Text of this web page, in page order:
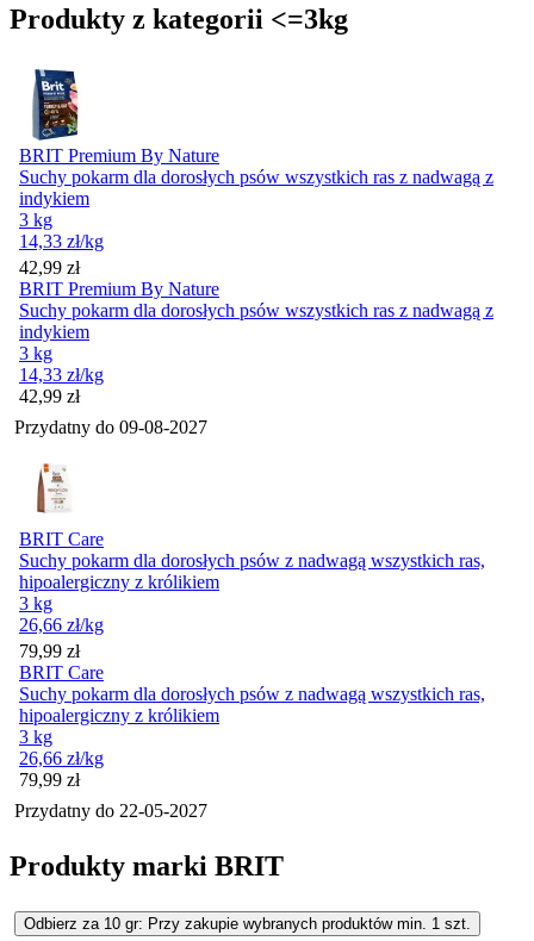
Produkty z kategorii <=3kg
BRIT Premium By Nature
Suchy pokarm dla dorosłych psów wszystkich ras z nadwagą z
indykiem
3 kg
14,33 zł/kg
Cena
42,99 zł
BRIT Premium By Nature
Suchy pokarm dla dorosłych psów wszystkich ras z nadwagą z
indykiem
3 kg
14,33 zł/kg
Cena
42,99 zł
Przydatny do 09-08-2027
BRIT Care
Suchy pokarm dla dorosłych psów z nadwagą wszystkich ras,
hipoalergiczny z królikiem
3 kg
26,66 zł/kg
Cena
79,99 zł
BRIT Care
Suchy pokarm dla dorosłych psów z nadwagą wszystkich ras,
hipoalergiczny z królikiem
3 kg
26,66 zł/kg
Cena
79,99 zł
Przydatny do 22-05-2027
Produkty marki BRIT
Odbierz za 10 gr: Przy zakupie wybranych produktów min. 1 szt.